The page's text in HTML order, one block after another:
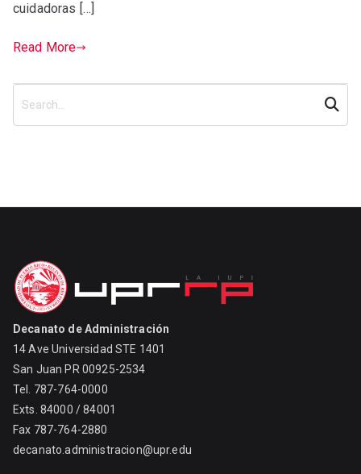
cuidadoras […]
Read More
Searc
h
Decanato de Administración
14 Ave Universidad STE 1401
San Juan PR 00925-2534
Tel. 787-764-0000
Exts. 84000 / 84001
Fax 787-764-2880
decanato.administracion@upr.edu